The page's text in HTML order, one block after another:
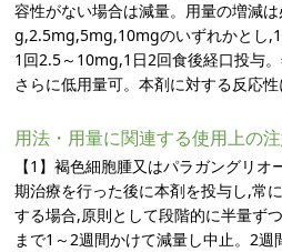
容性がない場合は減量。用量の増減
g,2.5mg,5mg,10mgのいずれかとし
1回2.5～10mg,1日2回食後経口投与
さらに低用量可。本剤に対する反応性
用法・用量に関連する使用上の
【1】褐色細胞腫又はパラガングリ
期治療を行った後に本剤を投与し,常
する場合,原則として段階的に半量ず
まで1～2週間かけて減量し中止。2